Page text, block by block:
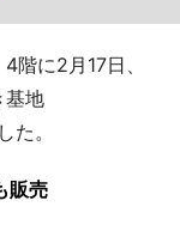
に2月17日、
基地
た。
販売